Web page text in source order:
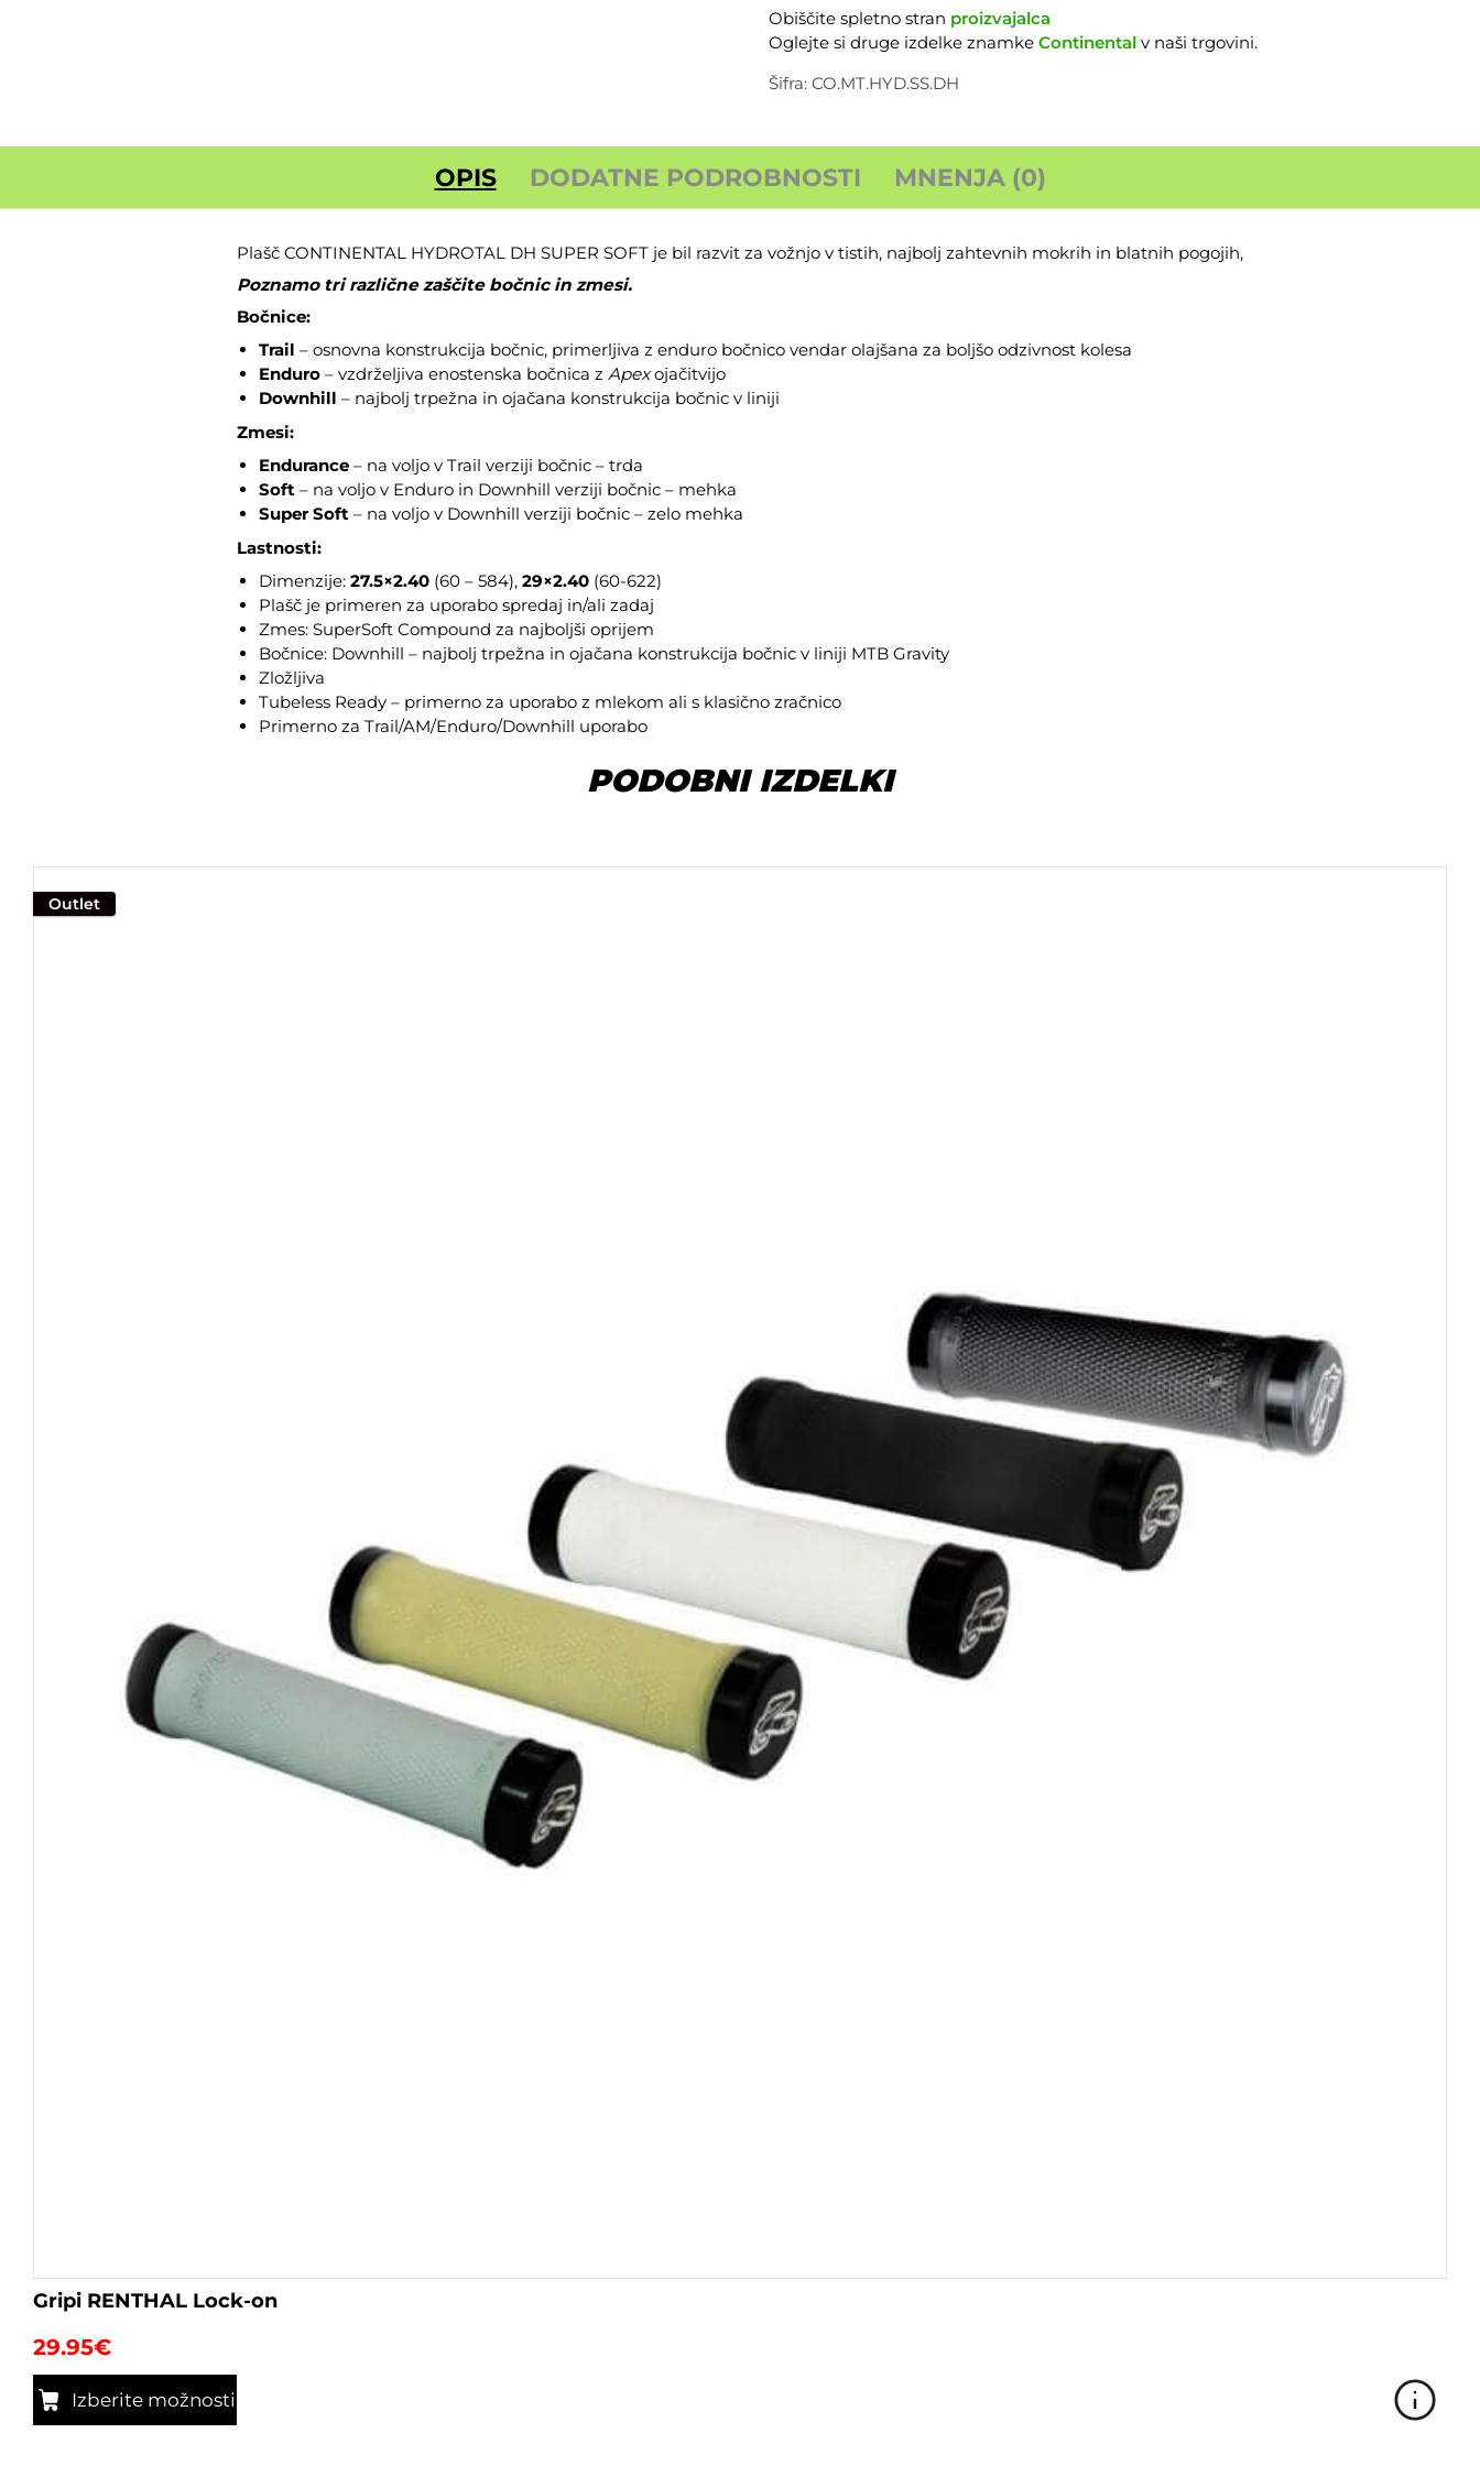
SUPER
SOFT
količina
Obiščite spletno stran proizvajalca
Oglejte si druge izdelke znamkeContinental v naši trgovini.
Šifra:CO.MT.HYD.SS.DH
OPIS DODATNE PODROBNOSTI MNENJA (0)
Plašč CONTINENTAL HYDROTAL DH SUPER SOFT je bil razvit za vožnjo v tistih, najbolj zahtevnih mokrih in blatnih pogojih,
Poznamo tri različne zaščite bočnic in zmesi.
Bočnice:
Trail – osnovna konstrukcija bočnic, primerljiva z enduro bočnico vendar olajšana za boljšo odzivnost kolesa
Enduro – vzdrželjiva enostenska bočnica z Apexojačitvijo
Downhill – najbolj trpežna in ojačana konstrukcija bočnic v liniji
Zmesi:
Endurance – na voljo v Trail verziji bočnic – trda
Soft – na voljo v Enduro in Downhill verziji bočnic – mehka
Super Soft – na voljo v Downhill verziji bočnic – zelo mehka
Lastnosti:
Dimenzije: 27.5×2.40 (60 – 584), 29×2.40 (60-622)
Plašč je primeren za uporabo spredaj in/ali zadaj
Zmes: SuperSoft Compound za najboljši oprijem
Bočnice: Downhill – najbolj trpežna in ojačana konstrukcija bočnic v liniji MTB Gravity
Zložljiva
Tubeless Ready – primerno za uporabo z mlekom ali s klasično zračnico
Primerno za Trail/AM/Enduro/Downhill uporabo
PODOBNI IZDELKI
Outlet
Gripi RENTHAL Lock-on
29.95€
Izberite možnosti